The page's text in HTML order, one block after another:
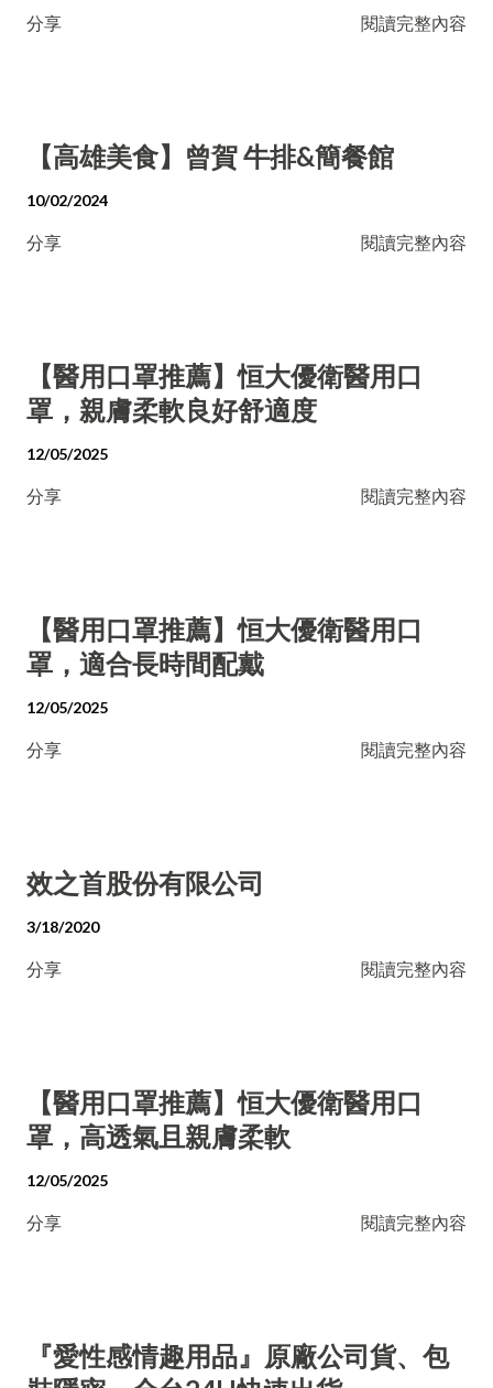
分享 閱讀完整內容
【高雄美食】曾賀 牛排&簡餐館
10/02/2024
分享 閱讀完整內容
【醫用口罩推薦】恒大優衛醫用口
罩，親膚柔軟良好舒適度
12/05/2025
分享 閱讀完整內容
【醫用口罩推薦】恒大優衛醫用口
罩，適合長時間配戴
12/05/2025
分享 閱讀完整內容
效之首股份有限公司
3/18/2020
分享 閱讀完整內容
【醫用口罩推薦】恒大優衛醫用口
罩，高透氣且親膚柔軟
12/05/2025
分享 閱讀完整內容
『愛性感情趣用品』原廠公司貨、包